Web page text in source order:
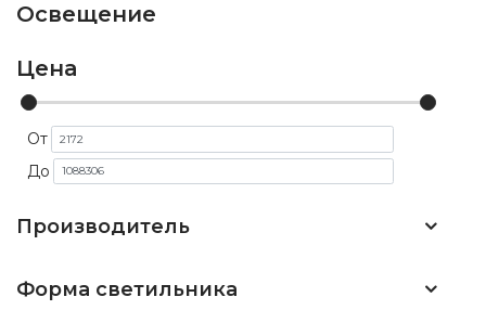
Освещение
Цена
От
До
Производитель
Форма светильника